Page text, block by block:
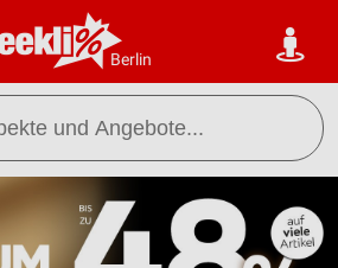
Berlin